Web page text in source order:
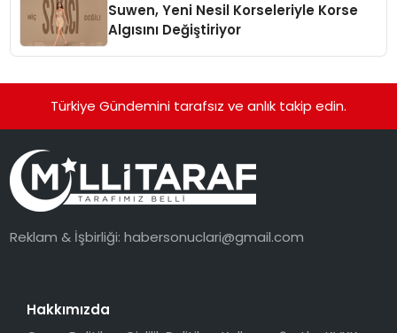
Suwen, Yeni Nesil Korseleriyle Korse
Algısını Değiştiriyor
Türkiye Gündemini tarafsız ve anlık takip edin.
Reklam & İşbirliği:habersonuclari@gmail.com
Hakkımızda